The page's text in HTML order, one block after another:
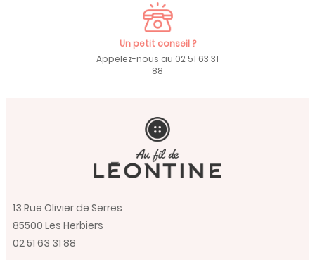
Un petit conseil ?
Appelez-nous au 02 51 63 31
88
13 Rue Olivier de Serres
85500 Les Herbiers
02 51 63 31 88